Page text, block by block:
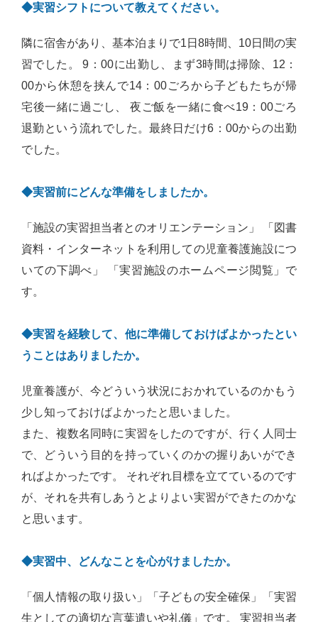
◆実習シフトについて教えてください。
隣に宿舎があり、基本泊まりで1日8時間、10日間の実
習でした。 9：00に出勤し、まず3時間は掃除、12：
00から休憩を挟んで14：00ごろから子どもたちが帰
宅後一緒に過ごし、 夜ご飯を一緒に食べ19：00ごろ
退勤という流れでした。最終日だけ6：00からの出勤
でした。
◆実習前にどんな準備をしましたか。
「施設の実習担当者とのオリエンテーション」 「図書
資料・インターネットを利用しての児童養護施設につ
いての下調べ」 「実習施設のホームページ閲覧」で
す。
◆実習を経験して、他に準備しておけばよかったとい
うことはありましたか。
児童養護が、今どういう状況におかれているのかもう
少し知っておけばよかったと思いました。
また、複数名同時に実習をしたのですが、行く人同士
で、どういう目的を持っていくのかの握りあいができ
ればよかったです。 それぞれ目標を立てているのです
が、それを共有しあうとよりよい実習ができたのかな
と思います。
◆実習中、どんなことを心がけましたか。
「個人情報の取り扱い」「子どもの安全確保」「実習
生としての適切な言葉遣いや礼儀」です。 実習担当者